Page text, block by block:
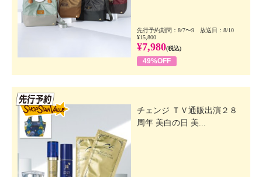
先行予約期間：8/7〜9 放送日：8/10
¥15,800
¥7,980(税込)
49%OFF
チェンジ ＴＶ通販出演２８
周年 美白の日 美...